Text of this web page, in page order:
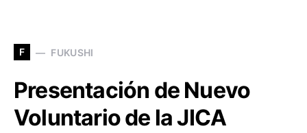
F FUKUSHI
Presentación de Nuevo
Voluntario de la JICA